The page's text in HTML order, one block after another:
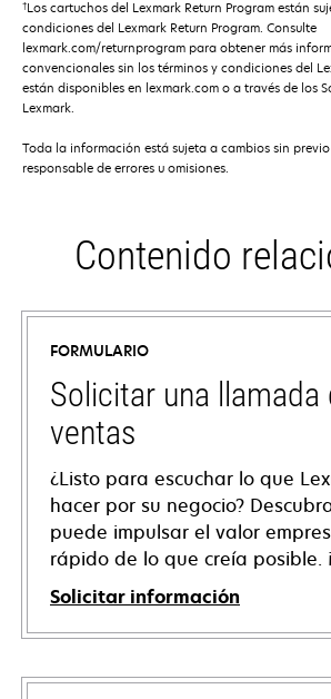
†Los cartuchos del Lexmark Return Program están
condiciones del Lexmark Return Program. Consulte
lexmark.com/returnprogram para obtener más
convencionales sin los términos y condiciones del
están disponibles en lexmark.com o a través de los
Lexmark.
Toda la información está sujeta a cambios sin
responsable de errores u omisiones.
Contenido
FORMULARIO
Solicitar una llamada
ventas
¿Listo para escuchar lo que
hacer por su negocio?
puede impulsar el valor
rápido de lo que creía posible.
Solicitar información